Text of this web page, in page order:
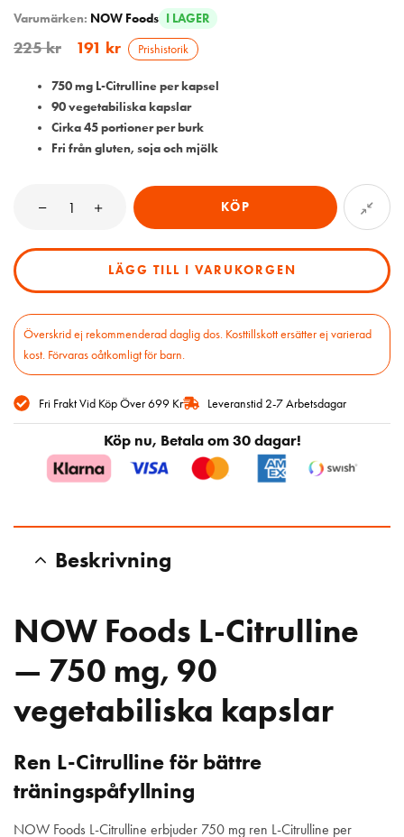
Varumärken: NOW Foods I LAGER
225kr 191 kr Prishistorik
750 mg L-Citrulline per kapsel
90 vegetabiliska kapslar
Cirka 45 portioner per burk
Fri från gluten, soja och mjölk
KÖP
LÄGG TILL I VARUKORGEN
Överskrid ej rekommenderad daglig dos. Kosttillskott ersätter ej varierad
kost. Förvaras oåtkomligt för barn.
Fri Frakt Vid Köp Över 699 Kr Leveranstid 2-7 Arbetsdagar
Köp nu, Betala om 30 dagar!
Beskrivning
NOW Foods L-Citrulline
— 750 mg, 90
vegetabiliska kapslar
Ren L-Citrulline för bättre
träningspåfyllning
NOW Foods L-Citrulline erbjuder 750 mg ren L-Citrulline per